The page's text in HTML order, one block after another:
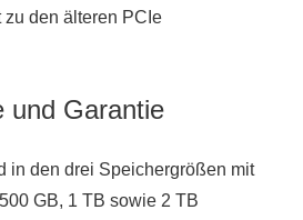
den älteren PCIe
und Garantie
in den drei Speichergrößen mit
GB, 1 TB sowie 2 TB